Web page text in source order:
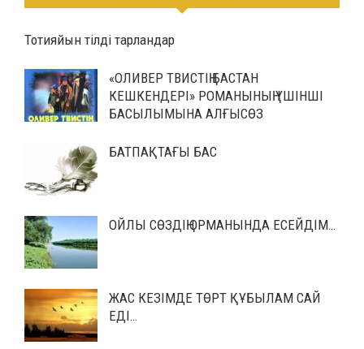
Тотияйын тілді тарландар
«ОЛИВЕР ТВИСТІҢ БАСТАН
КЕШКЕНДЕРІ» РОМАНЫНЫҢ ҮШІНШІ
БАСЫЛЫМЫНА АЛҒЫСӨЗ
БАТПАҚТАҒЫ БАС
ОЙЛЫ СӨЗДІҢ ОРМАНЫНДА ЕСЕЙДІМ…
ЖАС КЕЗІМДЕ ТӨРТ ҚҰБЫЛАМ САЙ
ЕДІ…